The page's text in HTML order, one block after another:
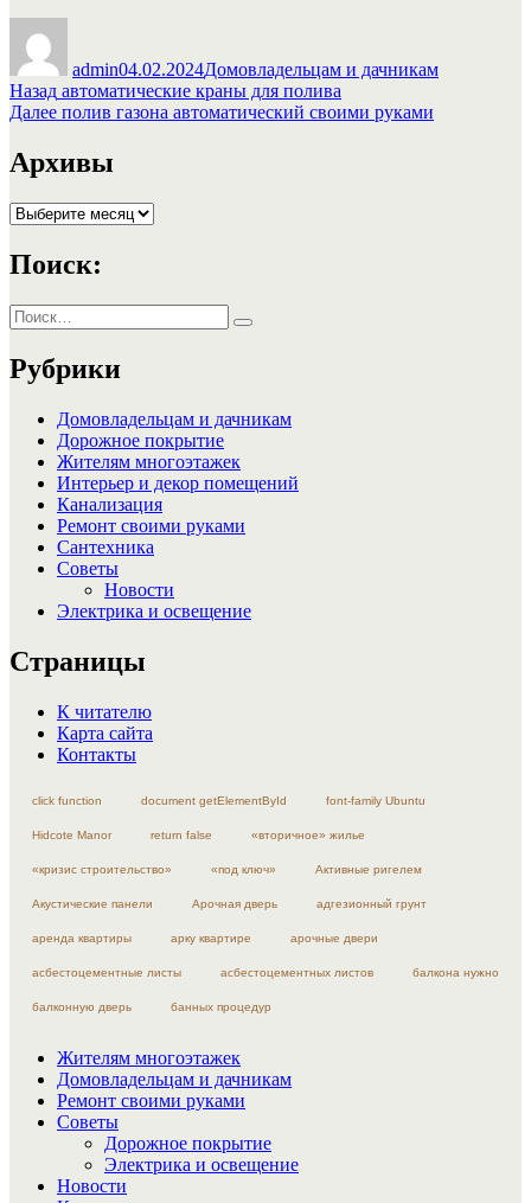
admin04.02.2024Домовладельцам и дачникам
Навигация
по
записям
Назад Предыдущая
запись:
автоматические краны для полива
Далее Следующая
полив газона автоматический своими руками
Архивы
Архивы
Поиск:
Искать:
Поиск
Рубрики
Домовладельцам и дачникам
Дорожное покрытие
Жителям многоэтажек
Интерьер и декор помещений
Канализация
Ремонт своими руками
Сантехника
Советы
Новости
Электрика и освещение
Страницы
К читателю
Карта сайта
Контакты
click function document getElementById font-family Ubuntu
Hidcote Manor return false «вторичное» жилье
«кризис строительство» «под ключ» Активные ригелем
Акустические панели Арочная дверь адгезионный грунт
аренда квартиры арку квартире арочные двери
асбестоцементные листы асбестоцементных листов балкона нужно
балконную дверь банных процедур
Жителям многоэтажек
Домовладельцам и дачникам
Ремонт своими руками
Советы
Дорожное покрытие
Электрика и освещение
Новости